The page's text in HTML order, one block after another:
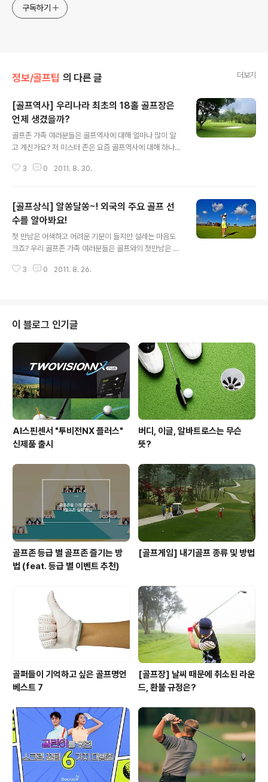
구독하기
정보/골프팁 의 다른 글 더보기
[골프역사] 우리나라 최초의 18홀 골프장은
언제 생겼을까?
골프존 가족 여러분들은 골프역사에 대해 얼마나 많이 알
고 계신가요? 저 미스터 존은 요즘 골프역사에 대해 하나하
에 대한 사실들을 새롭게 발견하고 있답니다 ^^ 그래서 오
야기로 고고~* 먼저 우리나라에 ‘골프’ 는 언제 들어왔을까
요? 한국은 영국 스코틀랜드보다 1세기 정도 앞선 조선 시
대 초기에 이미 ‘격구’라는 이름의 골프와 유사한 경기가 행
해졌다고 하네요.:) 1920년대 당시 총독부 고관과 기업인
80여 회원이 모여 ‘경성 꼬르푸 구락부’ 를 만들었는데 19
24년 지금의 청량리 부근에 첫 18홀 골프장이 탄생하게
3 0 2011. 8. 30.
[골프상식] 알쏭달쏭~! 외국의 주요 골프 선
수를 알아봐요!
첫 만남은 어색하고 어려운 기분이 들지만 설레는 마음도
크죠? 우리 골프존 가족 여러분들은 골프와의 첫만남은 어
는 분들이 많은데요, 그 이유 중 하나가 입에 잘 붙지 않는
외국 골퍼이름!! WOW~ 낯익은 이름들이 보이시나요? ^^
사실 LPGA 볼 때 마다 자랑스러운 이유 중 하나는 바로 우
리 한국선수들이 눈부시게 활약하고 있다는 것인데요, 외
국 경기라는 이름이 낯설 만큼 한국 선수들이 대거 포진한
LPGA 순위가 보이시나요? 오늘은 그 중에서 한국선수를
제외한상위권 선수들..
3 0 2011. 8. 26.
이 블로그 인기글
AI스핀센서 "투비전NX 플러스"
신제품 출시
버디, 이글, 알바트로스는 무슨
뜻?
골프존 등급 별 골프존 즐기는 방
법 (feat. 등급 별 이벤트 추천)
[골프게임] 내기골프 종류 및 방법
골퍼들이 기억하고 싶은 골프명언
베스트 7
[골프장] 날씨 때문에 취소된 라운
드, 환불 규정은?